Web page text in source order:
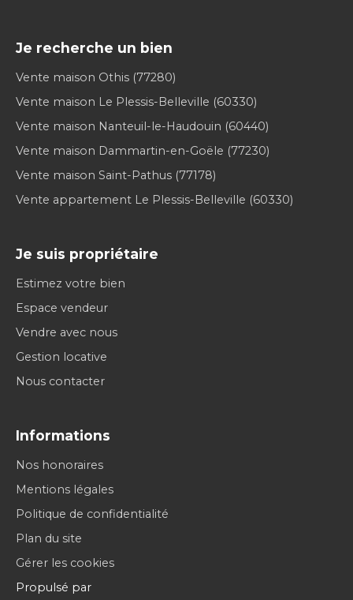
Je recherche un bien
Vente maison Othis (77280)
Vente maison Le Plessis-Belleville (60330)
Vente maison Nanteuil-le-Haudouin (60440)
Vente maison Dammartin-en-Goële (77230)
Vente maison Saint-Pathus (77178)
Vente appartement Le Plessis-Belleville (60330)
Je suis propriétaire
Estimez votre bien
Espace vendeur
Vendre avec nous
Gestion locative
Nous contacter
Informations
Nos honoraires
Mentions légales
Politique de confidentialité
Plan du site
Gérer les cookies
Propulsé par